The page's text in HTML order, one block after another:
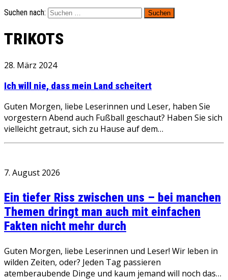
Suchen nach:
TRIKOTS
28. März 2024
Ich will nie, dass mein Land scheitert
Guten Morgen, liebe Leserinnen und Leser, haben Sie
vorgestern Abend auch Fußball geschaut? Haben Sie sich
vielleicht getraut, sich zu Hause auf dem…
7. August 2026
Ein tiefer Riss zwischen uns – bei manchen
Themen dringt man auch mit einfachen
Fakten nicht mehr durch
Guten Morgen, liebe Leserinnen und Leser! Wir leben in
wilden Zeiten, oder? Jeden Tag passieren
atemberaubende Dinge und kaum jemand will noch das…